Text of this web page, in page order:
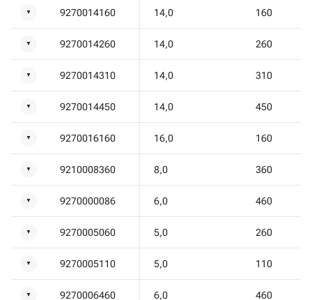
▼ 9270014160 14,0 160
▼ 9270014260 14,0 260
▼ 9270014310 14,0 310
▼ 9270014450 14,0 450
▼ 9270016160 16,0 160
▼ 9210008360 8,0 360
▼ 9270000086 6,0 460
▼ 9270005060 5,0 260
▼ 9270005110 5,0 110
▼ 9270006460 6,0 460